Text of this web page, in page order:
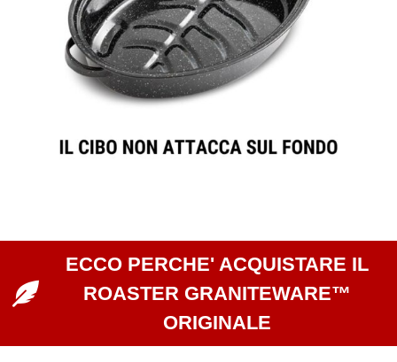
ECCO PERCHE' ACQUISTARE IL
ROASTER GRANITEWARE™
ORIGINALE